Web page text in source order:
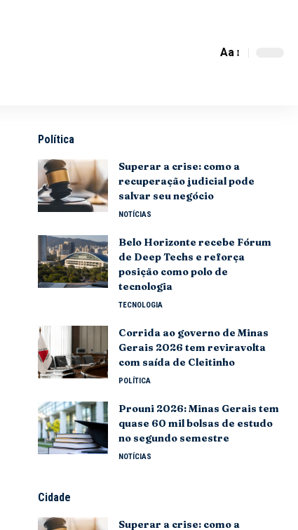
Aa
Política
Superar a crise: como a
recuperação judicial pode
salvar seu negócio
NOTÍCIAS
Belo Horizonte recebe Fórum
de Deep Techs e reforça
posição como polo de
tecnologia
TECNOLOGIA
Corrida ao governo de Minas
Gerais 2026 tem reviravolta
com saída de Cleitinho
POLÍTICA
Prouni 2026: Minas Gerais tem
quase 60 mil bolsas de estudo
no segundo semestre
NOTÍCIAS
Cidade
Superar a crise: como a